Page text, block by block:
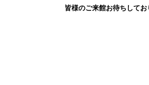
皆様のご来館お待ちしてお